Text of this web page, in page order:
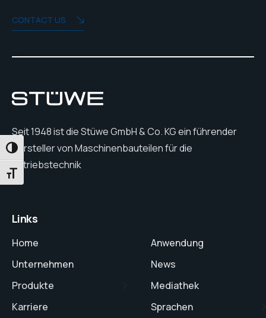
UMSCHALTEN AUF HOHE KONTRASTE
SCHRIFT VERGRÖSSERN
CONTACT US
Seit 1948 ist die Stüwe GmbH & Co. KG ein führender
Hersteller von Maschinenbauteilen für die
Antriebstechnik
Links
Home
Unternehmen
Produkte
Karriere
Anwendung
News
Mediathek
Sprachen